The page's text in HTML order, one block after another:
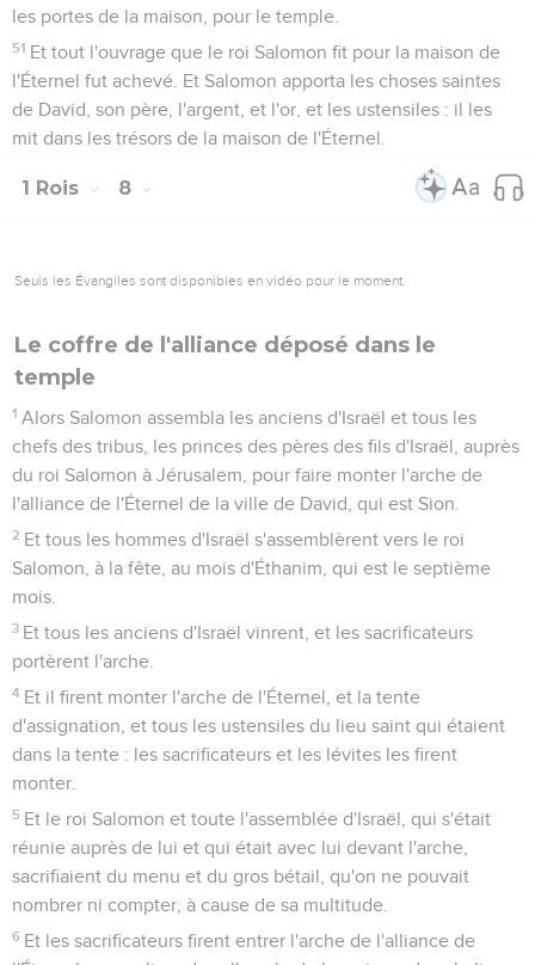
les portes de la maison, pour le temple.
51 Et tout l'ouvrage que le roi Salomon fit pour la maison de
l'Éternel fut achevé. Et Salomon apporta les choses saintes
de David, son père, l'argent, et l'or, et les ustensiles : il les
mit dans les trésors de la maison de l'Éternel.
1 Rois 8
Seuls les Évangiles sont disponibles en vidéo pour le moment.
Le coffre de l'alliance déposé dans le
temple
1 Alors Salomon assembla les anciens d'Israël et tous les
chefs des tribus, les princes des pères des fils d'Israël, auprès
du roi Salomon à Jérusalem, pour faire monter l'arche de
l'alliance de l'Éternel de la ville de David, qui est Sion.
2 Et tous les hommes d'Israël s'assemblèrent vers le roi
Salomon, à la fête, au mois d'Éthanim, qui est le septième
mois.
3 Et tous les anciens d'Israël vinrent, et les sacrificateurs
portèrent l'arche.
4 Et il firent monter l'arche de l'Éternel, et la tente
d'assignation, et tous les ustensiles du lieu saint qui étaient
dans la tente : les sacrificateurs et les lévites les firent
monter.
5 Et le roi Salomon et toute l'assemblée d'Israël, qui s'était
réunie auprès de lui et qui était avec lui devant l'arche,
sacrifiaient du menu et du gros bétail, qu'on ne pouvait
nombrer ni compter, à cause de sa multitude.
6 Et les sacrificateurs firent entrer l'arche de l'alliance de